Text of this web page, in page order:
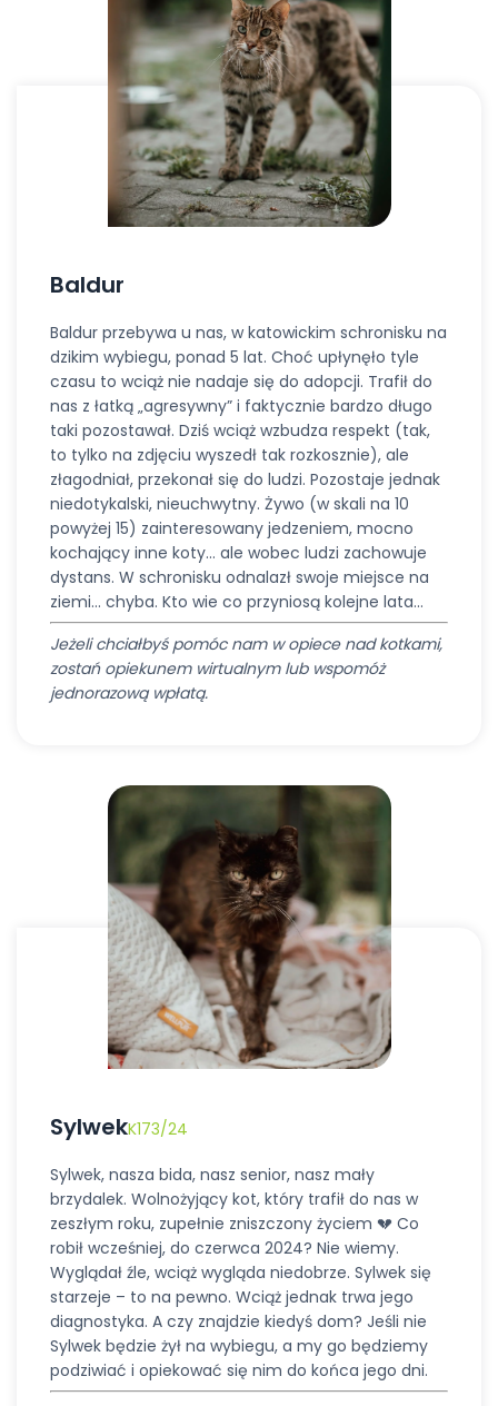
Baldur
Baldur przebywa u nas, w katowickim schronisku na
dzikim wybiegu, ponad 5 lat. Choć upłynęło tyle
czasu to wciąż nie nadaje się do adopcji. Trafił do
nas z łatką „agresywny” i faktycznie bardzo długo
taki pozostawał. Dziś wciąż wzbudza respekt (tak,
to tylko na zdjęciu wyszedł tak rozkosznie), ale
złagodniał, przekonał się do ludzi. Pozostaje jednak
niedotykalski, nieuchwytny. Żywo (w skali na 10
powyżej 15) zainteresowany jedzeniem, mocno
kochający inne koty… ale wobec ludzi zachowuje
dystans. W schronisku odnalazł swoje miejsce na
ziemi… chyba. Kto wie co przyniosą kolejne lata…
Jeżeli chciałbyś pomóc nam w opiece nad kotkami,
zostań opiekunem wirtualnym lub wspomóż
jednorazową wpłatą.
SylwekK173/24
Sylwek, nasza bida, nasz senior, nasz mały
brzydalek. Wolnożyjący kot, który trafił do nas w
zeszłym roku, zupełnie zniszczony życiem 💔 Co
robił wcześniej, do czerwca 2024? Nie wiemy.
Wyglądał źle, wciąż wygląda niedobrze. Sylwek się
starzeje – to na pewno. Wciąż jednak trwa jego
diagnostyka. A czy znajdzie kiedyś dom? Jeśli nie
Sylwek będzie żył na wybiegu, a my go będziemy
podziwiać i opiekować się nim do końca jego dni.